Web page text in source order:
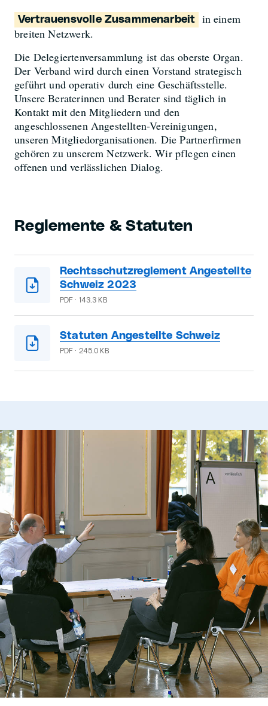
Vertrauensvolle Zusammenarbeit
in einem
breiten Netzwerk.
Die Delegiertenversammlung ist das oberste Organ.
Der Verband wird durch einen Vorstand strategisch
geführt und operativ durch eine Geschäftsstelle.
Unsere Beraterinnen und Berater sind täglich in
Kontakt mit den Mitgliedern und den
angeschlossenen Angestellten-Vereinigungen,
unseren Mitgliedorganisationen. Die Partnerfirmen
gehören zu unserem Netzwerk. Wir pflegen einen
offenen und verlässlichen Dialog.
Reglemente & Statuten
Rechtsschutzreglement Angestellte
Schweiz 2023
PDF · 143.3 KB
Statuten Angestellte Schweiz
PDF · 245.0 KB